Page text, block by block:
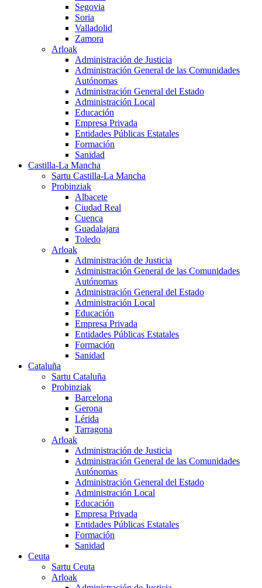
Segovia
Soria
Valladolid
Zamora
Arloak
Administración de Justicia
Administración General de las Comunidades
Autónomas
Administración General del Estado
Administración Local
Educación
Empresa Privada
Entidades Públicas Estatales
Formación
Sanidad
Castilla-La Mancha
Sartu Castilla-La Mancha
Probinziak
Albacete
Ciudad Real
Cuenca
Guadalajara
Toledo
Arloak
Administración de Justicia
Administración General de las Comunidades
Autónomas
Administración General del Estado
Administración Local
Educación
Empresa Privada
Entidades Públicas Estatales
Formación
Sanidad
Cataluña
Sartu Cataluña
Probinziak
Barcelona
Gerona
Lérida
Tarragona
Arloak
Administración de Justicia
Administración General de las Comunidades
Autónomas
Administración General del Estado
Administración Local
Educación
Empresa Privada
Entidades Públicas Estatales
Formación
Sanidad
Ceuta
Sartu Ceuta
Arloak